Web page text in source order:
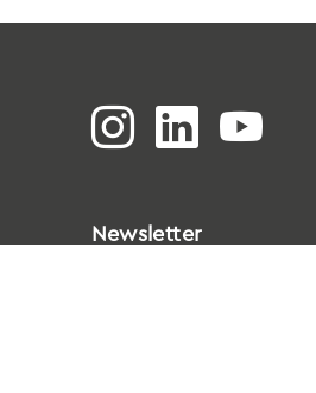
Newsletter